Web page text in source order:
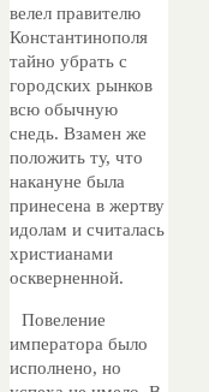
велел правителю
Константинополя
тайно убрать с
городских рынков
всю обычную
снедь. Взамен же
положить ту, что
накануне была
принесена в жертву
идолам и считалась
христианами
оскверненной.
Повеление
императора было
исполнено, но